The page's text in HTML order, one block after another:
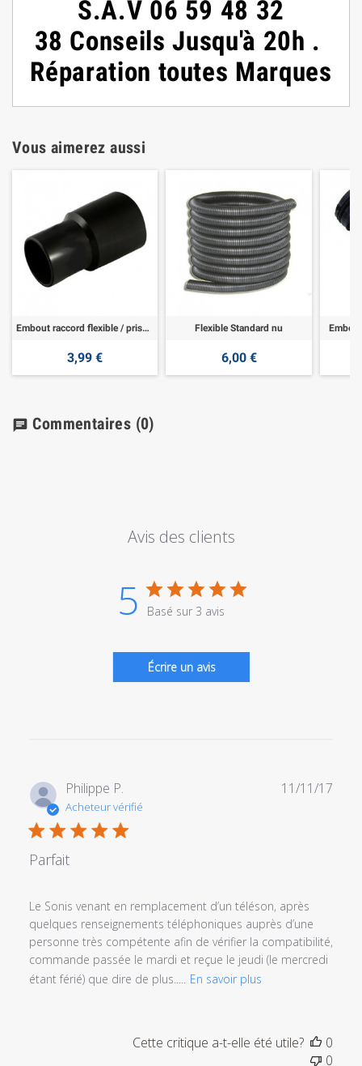
S.A.V 06 59 48 32
38 ConseilsJusqu'à 20h .
Réparation toutes Marques
Vous aimerez aussi
Embout raccord flexible / prise sans bague
3,99 €
Flexible Standard nu
6,00 €
chat Commentaires (0)
Avis des clients
5 Basé sur 3 avis
Écrire un avis
Philippe P.
Acheteur vérifié
Parfait
Le Sonis venant en remplacement d’un téléson, après
quelques renseignements téléphoniques auprès d’une
personne très compétente afin de vérifier la compatibilité,
commande passée le mardi et reçue le jeudi (le mercredi
étant férié) que dire de plus..... En savoir plus
11/11/17
Cette critique a-t-elle été utile?
0
0